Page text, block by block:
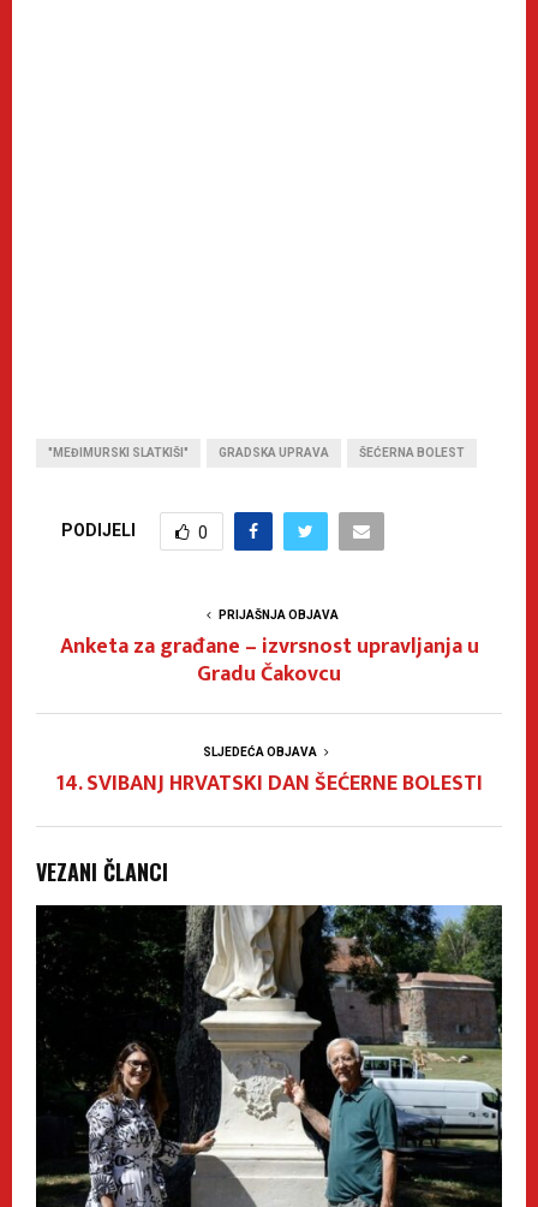
"MEĐIMURSKI SLATKIŠI" GRADSKA UPRAVA ŠEĆERNA BOLEST
PODIJELI 0
PRIJAŠNJA OBJAVA
Anketa za građane – izvrsnost upravljanja u
Gradu Čakovcu
SLJEDEĆA OBJAVA
14. SVIBANJ HRVATSKI DAN ŠEĆERNE BOLESTI
VEZANI ČLANCI